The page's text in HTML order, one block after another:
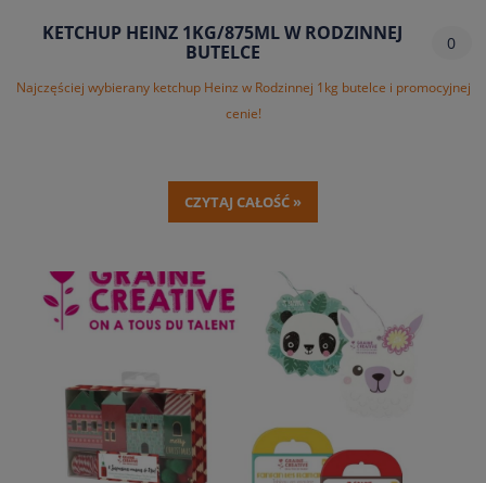
KETCHUP HEINZ 1KG/875ML W RODZINNEJ
BUTELCE
0
Najczęściej wybierany ketchup Heinz w Rodzinnej 1kg butelce i promocyjnej
cenie!
CZYTAJ CAŁOŚĆ »